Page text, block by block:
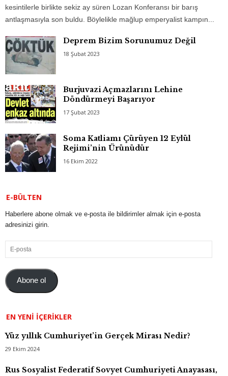
kesintilerle birlikte sekiz ay süren Lozan Konferansı bir barış
antlaşmasıyla son buldu. Böylelikle mağlup emperyalist kampın...
Deprem Bizim Sorunumuz Değil
18 Şubat 2023
Burjuvazi Açmazlarını Lehine
Döndürmeyi Başarıyor
17 Şubat 2023
Soma Katliamı Çürüyen 12 Eylül
Rejimi’nin Ürünüdür
16 Ekim 2022
E-BÜLTEN
Haberlere abone olmak ve e-posta ile bildirimler almak için e-posta
adresinizi girin.
E-
posta
Abone ol
EN YENI İÇERIKLER
Yüz yıllık Cumhuriyet’in Gerçek Mirası Nedir?
29 Ekim 2024
Rus Sosyalist Federatif Sovyet Cumhuriyeti Anayasası,